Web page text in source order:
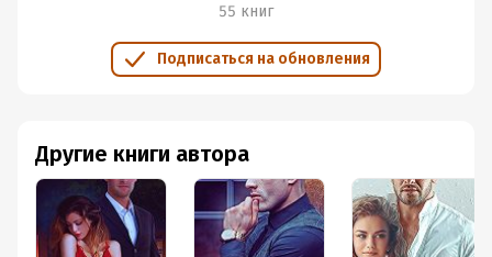
55 книг
Подписаться на обновления
Другие книги автора